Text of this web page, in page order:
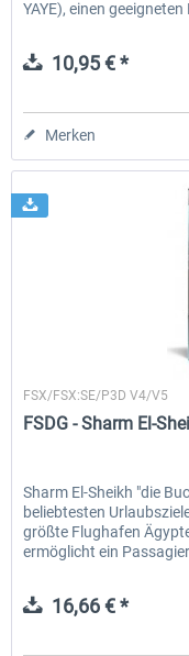
YAYE), einen
10,95 € *
Merken
FSX/FSX:SE/P3D V4/V5
FSDG - Sharm El-
Sharm El-Sheikh "die
beliebtesten
größte Flughafen
ermöglicht ein
16,66 € *